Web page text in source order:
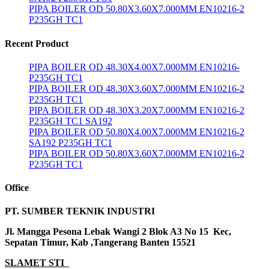
PIPA BOILER OD 50.80X3.60X7.000MM EN10216-2
P235GH TC1
Recent Product
PIPA BOILER OD 48.30X4.00X7.000MM EN10216-
P235GH TC1
PIPA BOILER OD 48.30X3.60X7.000MM EN10216-2
P235GH TC1
PIPA BOILER OD 48.30X3.20X7.000MM EN10216-2
P235GH TC1 SA192
PIPA BOILER OD 50.80X4.00X7.000MM EN10216-2
SA192 P235GH TC1
PIPA BOILER OD 50.80X3.60X7.000MM EN10216-2
P235GH TC1
Office
PT. SUMBER TEKNIK INDUSTRI
Jl. Mangga Pesona Lebak Wangi 2 Blok A3 No 15 Kec,
Sepatan Timur, Kab ,Tangerang Banten 15521
SLAMET STI